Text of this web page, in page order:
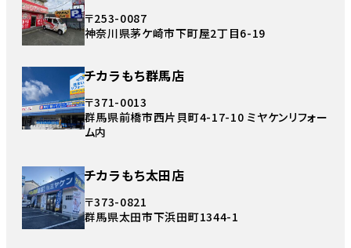
〒253-0087
神奈川県茅ケ崎市下町屋2丁目6-19
チカラもち群馬店
〒371-0013
群馬県前橋市西片貝町4-17-10 ミヤケンリフォー
ム内
チカラもち太田店
〒373-0821
群馬県太田市下浜田町1344-1